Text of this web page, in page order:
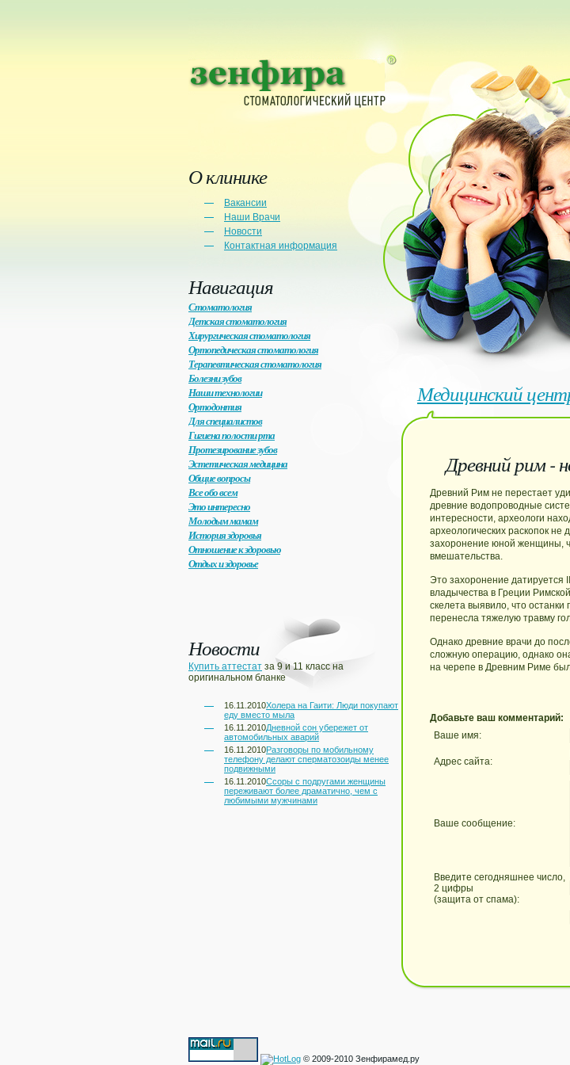
О клинике
Вакансии
Наши Врачи
Новости
Контактная информация
Навигация
Стоматология
Детская стоматология
Хирургическая стоматология
Ортопедическая стоматология
Терапевтическая стоматология
Болезни зубов
Наши технологии
Ортодонтия
Для специалистов
Гигиена полости рта
Протезирование зубов
Эстетическая медицина
Общие вопросы
Все обо всем
Это интересно
Молодым мамам
История здоровья
Отношение к здоровью
Отдых и здоровье
Новости
Купить аттестат за 9 и 11 класс на
оригинальном бланке
16.11.2010Холера на Гаити: Люди покупают
еду вместо мыла
16.11.2010Дневной сон убережет от
автомобильных аварий
16.11.2010Разговоры по мобильному
телефону делают сперматозоиды менее
подвижными
16.11.2010Ссоры с подругами женщины
переживают более драматично, чем с
любимыми мужчинами
Медицинский
Древний рим -
Древний Рим не перестает
древние водопроводные
интересности, археологи
археологических раскопок не
захоронение юной женщины,
вмешательства.
Это захоронение датируется
владычества в Греции
скелета выявило, что
перенесла тяжелую травму
Однако древние врачи до
сложную операцию, однако
на черепе в Древним Риме
Добавьте ваш комментарий:
Ваше имя:
Адрес сайта:
Ваше сообщение:
Введите сегодняшнее число,
2 цифры
(защита от спама):
© 2009-2010 Зенфирамед.ру